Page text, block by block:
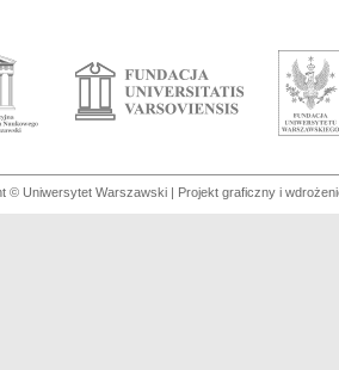
© Uniwersytet Warszawski | Projekt graficzny i